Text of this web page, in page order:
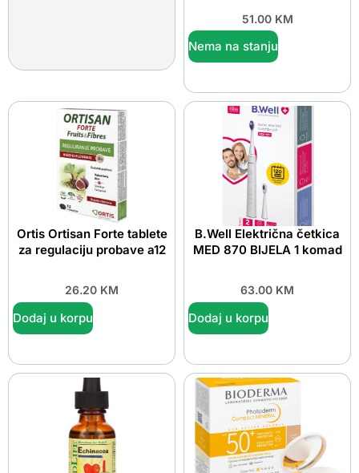
51.00 KM
Nema na stanju
Ortis Ortisan Forte tablete
za regulaciju probave a12
26.20 KM
Dodaj u korpu
B.Well Električna četkica
MED 870 BIJELA 1 komad
63.00 KM
Dodaj u korpu